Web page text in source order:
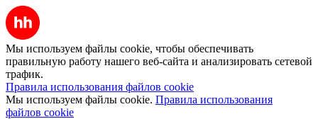
Мы используем файлы cookie, чтобы обеспечивать
правильную работу нашего веб-сайта и анализировать сетевой
трафик.
Правила использования файлов cookie
Мы используем файлы cookie. Правила использования
файлов cookie